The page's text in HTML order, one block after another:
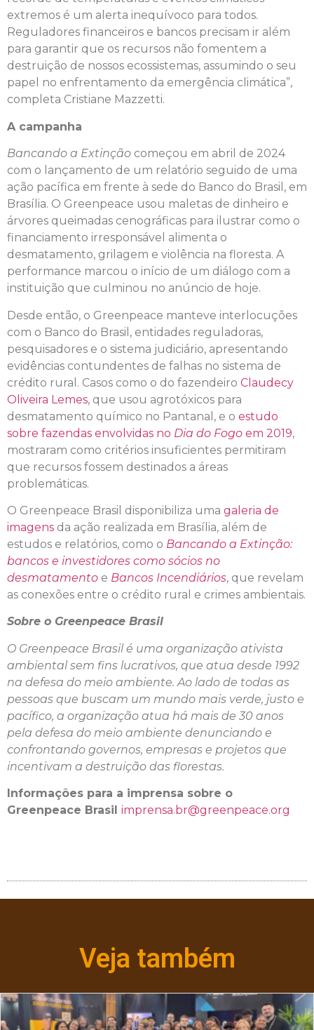
extremos é um alerta inequívoco para todos.
Reguladores financeiros e bancos precisam ir além
para garantir que os recursos não fomentem a
destruição de nossos ecossistemas, assumindo o seu
papel no enfrentamento da emergência climática”,
completa Cristiane Mazzetti.
A campanha
Bancando a Extinção começou em abril de 2024
com o lançamento de um relatório seguido de uma
ação pacífica em frente à sede do Banco do Brasil, em
Brasília. O Greenpeace usou maletas de dinheiro e
árvores queimadas cenográficas para ilustrar como o
financiamento irresponsável alimenta o
desmatamento, grilagem e violência na floresta. A
performance marcou o início de um diálogo com a
instituição que culminou no anúncio de hoje.
Desde então, o Greenpeace manteve interlocuções
com o Banco do Brasil, entidades reguladoras,
pesquisadores e o sistema judiciário, apresentando
evidências contundentes de falhas no sistema de
crédito rural. Casos como o do fazendeiro Claudecy
Oliveira Lemes, que usou agrotóxicos para
desmatamento químico no Pantanal, e o estudo
sobre fazendas envolvidas no Dia do Fogo em 2019,
mostraram como critérios insuficientes permitiram
que recursos fossem destinados a áreas
problemáticas.
O Greenpeace Brasil disponibiliza uma galeria de
imagens da ação realizada em Brasília, além de
estudos e relatórios, como o Bancando a Extinção:
bancos e investidores como sócios no
desmatamento e Bancos Incendiários, que revelam
as conexões entre o crédito rural e crimes ambientais.
Sobre o Greenpeace Brasil
O Greenpeace Brasil é uma organização ativista
ambiental sem fins lucrativos, que atua desde 1992
na defesa do meio ambiente. Ao lado de todas as
pessoas que buscam um mundo mais verde, justo e
pacífico, a organização atua há mais de 30 anos
pela defesa do meio ambiente denunciando e
confrontando governos, empresas e projetos que
incentivam a destruição das florestas.
Informações para a imprensa sobre o
Greenpeace Brasil imprensa.br@greenpeace.org
Veja também